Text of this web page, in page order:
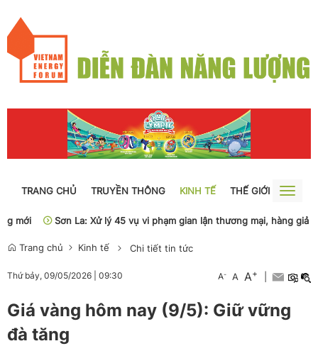
TRANG CHỦ TRUYỀN THÔNG KINH TẾ THẾ GIỚI
Toggle
Sơn La: Xử lý 45 vụ vi phạm gian lận thương mại, hàng giả
Trang chủ Kinh tế Chi tiết tin tức
Thứ bảy, 09/05/2026 09:30 A- A A+
Giá vàng hôm nay (9/5): Giữ vững
đà tăng